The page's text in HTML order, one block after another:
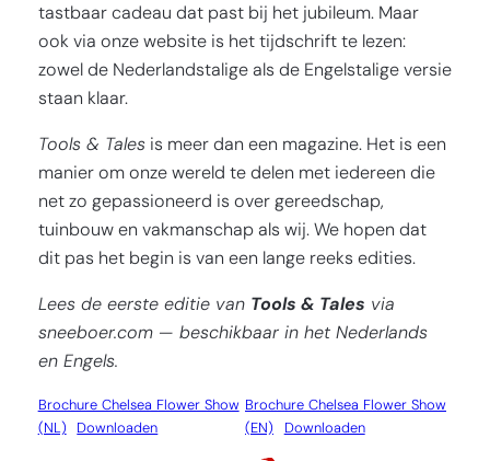
tastbaar cadeau dat past bij het jubileum. Maar
ook via onze website is het tijdschrift te lezen:
zowel de Nederlandstalige als de Engelstalige versie
staan klaar.
Tools & Talesis meer dan een magazine. Het is een
manier om onze wereld te delen met iedereen die
net zo gepassioneerd is over gereedschap,
tuinbouw en vakmanschap als wij. We hopen dat
dit pas het begin is van een lange reeks edities.
Lees de eerste editie van Tools & Tales via
sneeboer.com — beschikbaar in het Nederlands
en Engels.
Brochure Chelsea Flower Show
(NL)
Downloaden
Brochure Chelsea Flower Show
(EN)
Downloaden